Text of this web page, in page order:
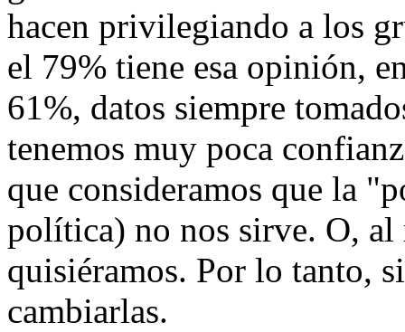
hacen privilegiando a los
el 79% tiene esa opinión,
61%, datos siempre
tenemos muy poca
que consideramos que la
política) no nos sirve. O, al
quisiéramos. Por lo tanto,
cambiarlas.